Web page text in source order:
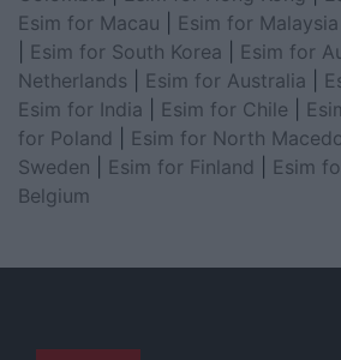
Esim for Macau
Esim for Malaysia
Esim for South Korea Esim for
Netherlands
Esim for Australia
Esim for India
Esim for Chile
for Poland
Esim for North
Sweden
Esim for Finland Esim
Belgium